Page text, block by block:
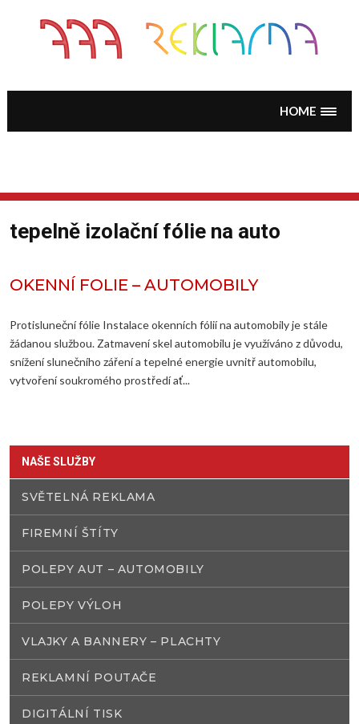
content
HOME
tepelně izolační fólie na auto
OKENNÍ FOLIE – AUTOMOBILY
Protisluneční fólie Instalace okenních fólií na automobily je stále
žádanou službou. Zatmavení skel automobilu je využíváno z důvodu,
snížení slunečního záření a tepelné energie uvnitř automobilu,
vytvoření soukromého prostředí ať...
NAŠE SLUŽBY
SVĚTELNÁ REKLAMA
FIREMNÍ ŠTÍTY
POLEPY AUT – AUTOMOBILY
POLEPY VÝLOH
VLAJKY A BANNERY – PLACHTY
REKLAMNÍ POUTAČE
DIGITÁLNÍ TISK